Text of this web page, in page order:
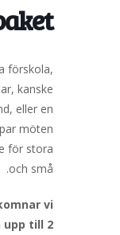
förskola,
kanske
eller en
möten
för stora
och små.
vi
upp till 2